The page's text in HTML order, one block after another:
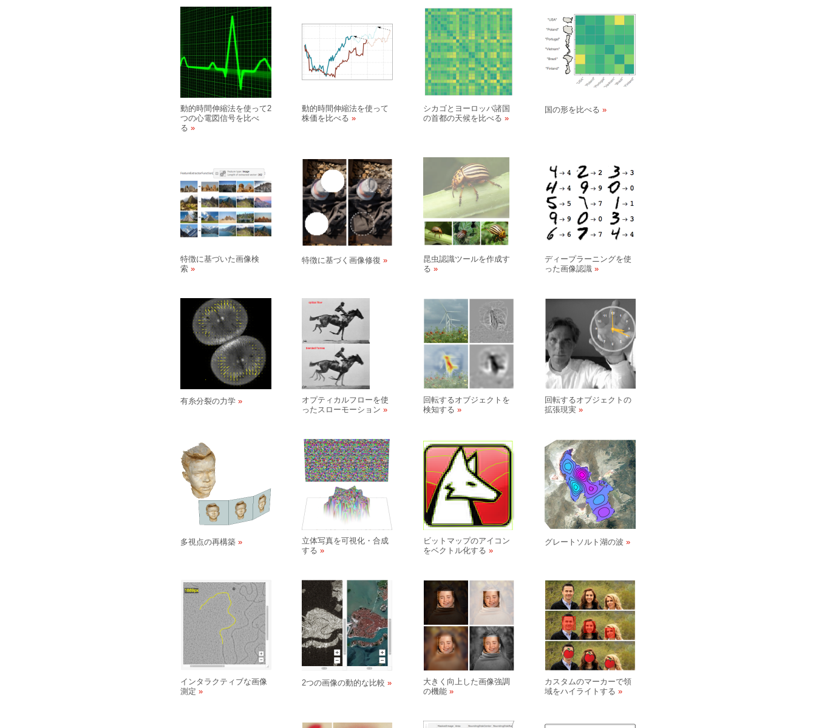
動的時間伸縮法を使って2
つの心電図信号を比べ
る
動的時間伸縮法を使って
株価を比べる
シカゴとヨーロッパ諸国
の首都の天候を比べる
国の形を比べる
特徴に基づいた画像検
索
特徴に基づく画像修復
昆虫認識ツールを作成す
る
ディープラーニングを使
った画像認識
有糸分裂の力学
オプティカルフローを使
ったスローモーション
回転するオブジェクトを
検知する
回転するオブジェクトの
拡張現実
多視点の再構築
立体写真を可視化・合成
する
ビットマップのアイコン
をベクトル化する
グレートソルト湖の波
インタラクティブな画像
測定
2つの画像の動的な比較
大きく向上した画像強調
の機能
カスタムのマーカーで領
域をハイライトする